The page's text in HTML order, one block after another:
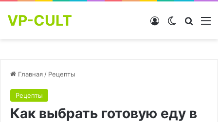
VP-CULT Switch skin
Войти
Главная / Рецепты
Рецепты
Как выбрать готовую еду в